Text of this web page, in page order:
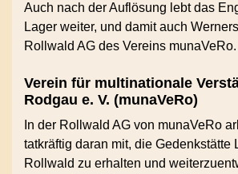
Auch nach der Auflösung lebt das
Lager weiter, und damit auch
Rollwald AG des Vereins munaVeRo.
Verein für multinationale
Rodgau e. V. (munaVeRo)
In der Rollwald AG von munaVeRo
tatkräftig daran mit, die Gedenkstätte
Rollwald zu erhalten und